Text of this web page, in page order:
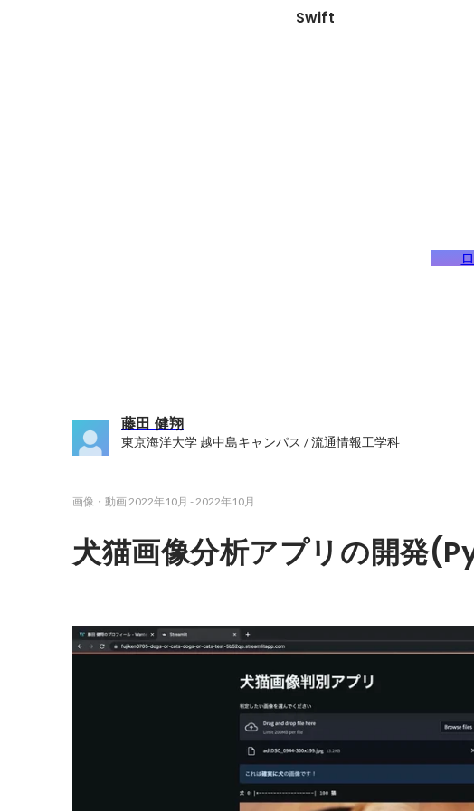
Swift
藤田 健翔
東京海洋大学 越中島キャンパス / 流通情報工学科
画像・動画 2022年10月 - 2022年10月
犬猫画像分析アプリの開発